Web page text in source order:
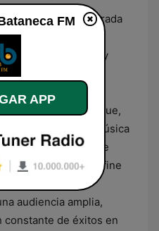
una señal centrada
con un marcado
de El Salvador y
su flujo
de géneros
la salsa y el merengue,
presencia de música
agrupaciones de
musical define
cubrir las
audiencia amplia,
constante de éxitos en
FM
APP